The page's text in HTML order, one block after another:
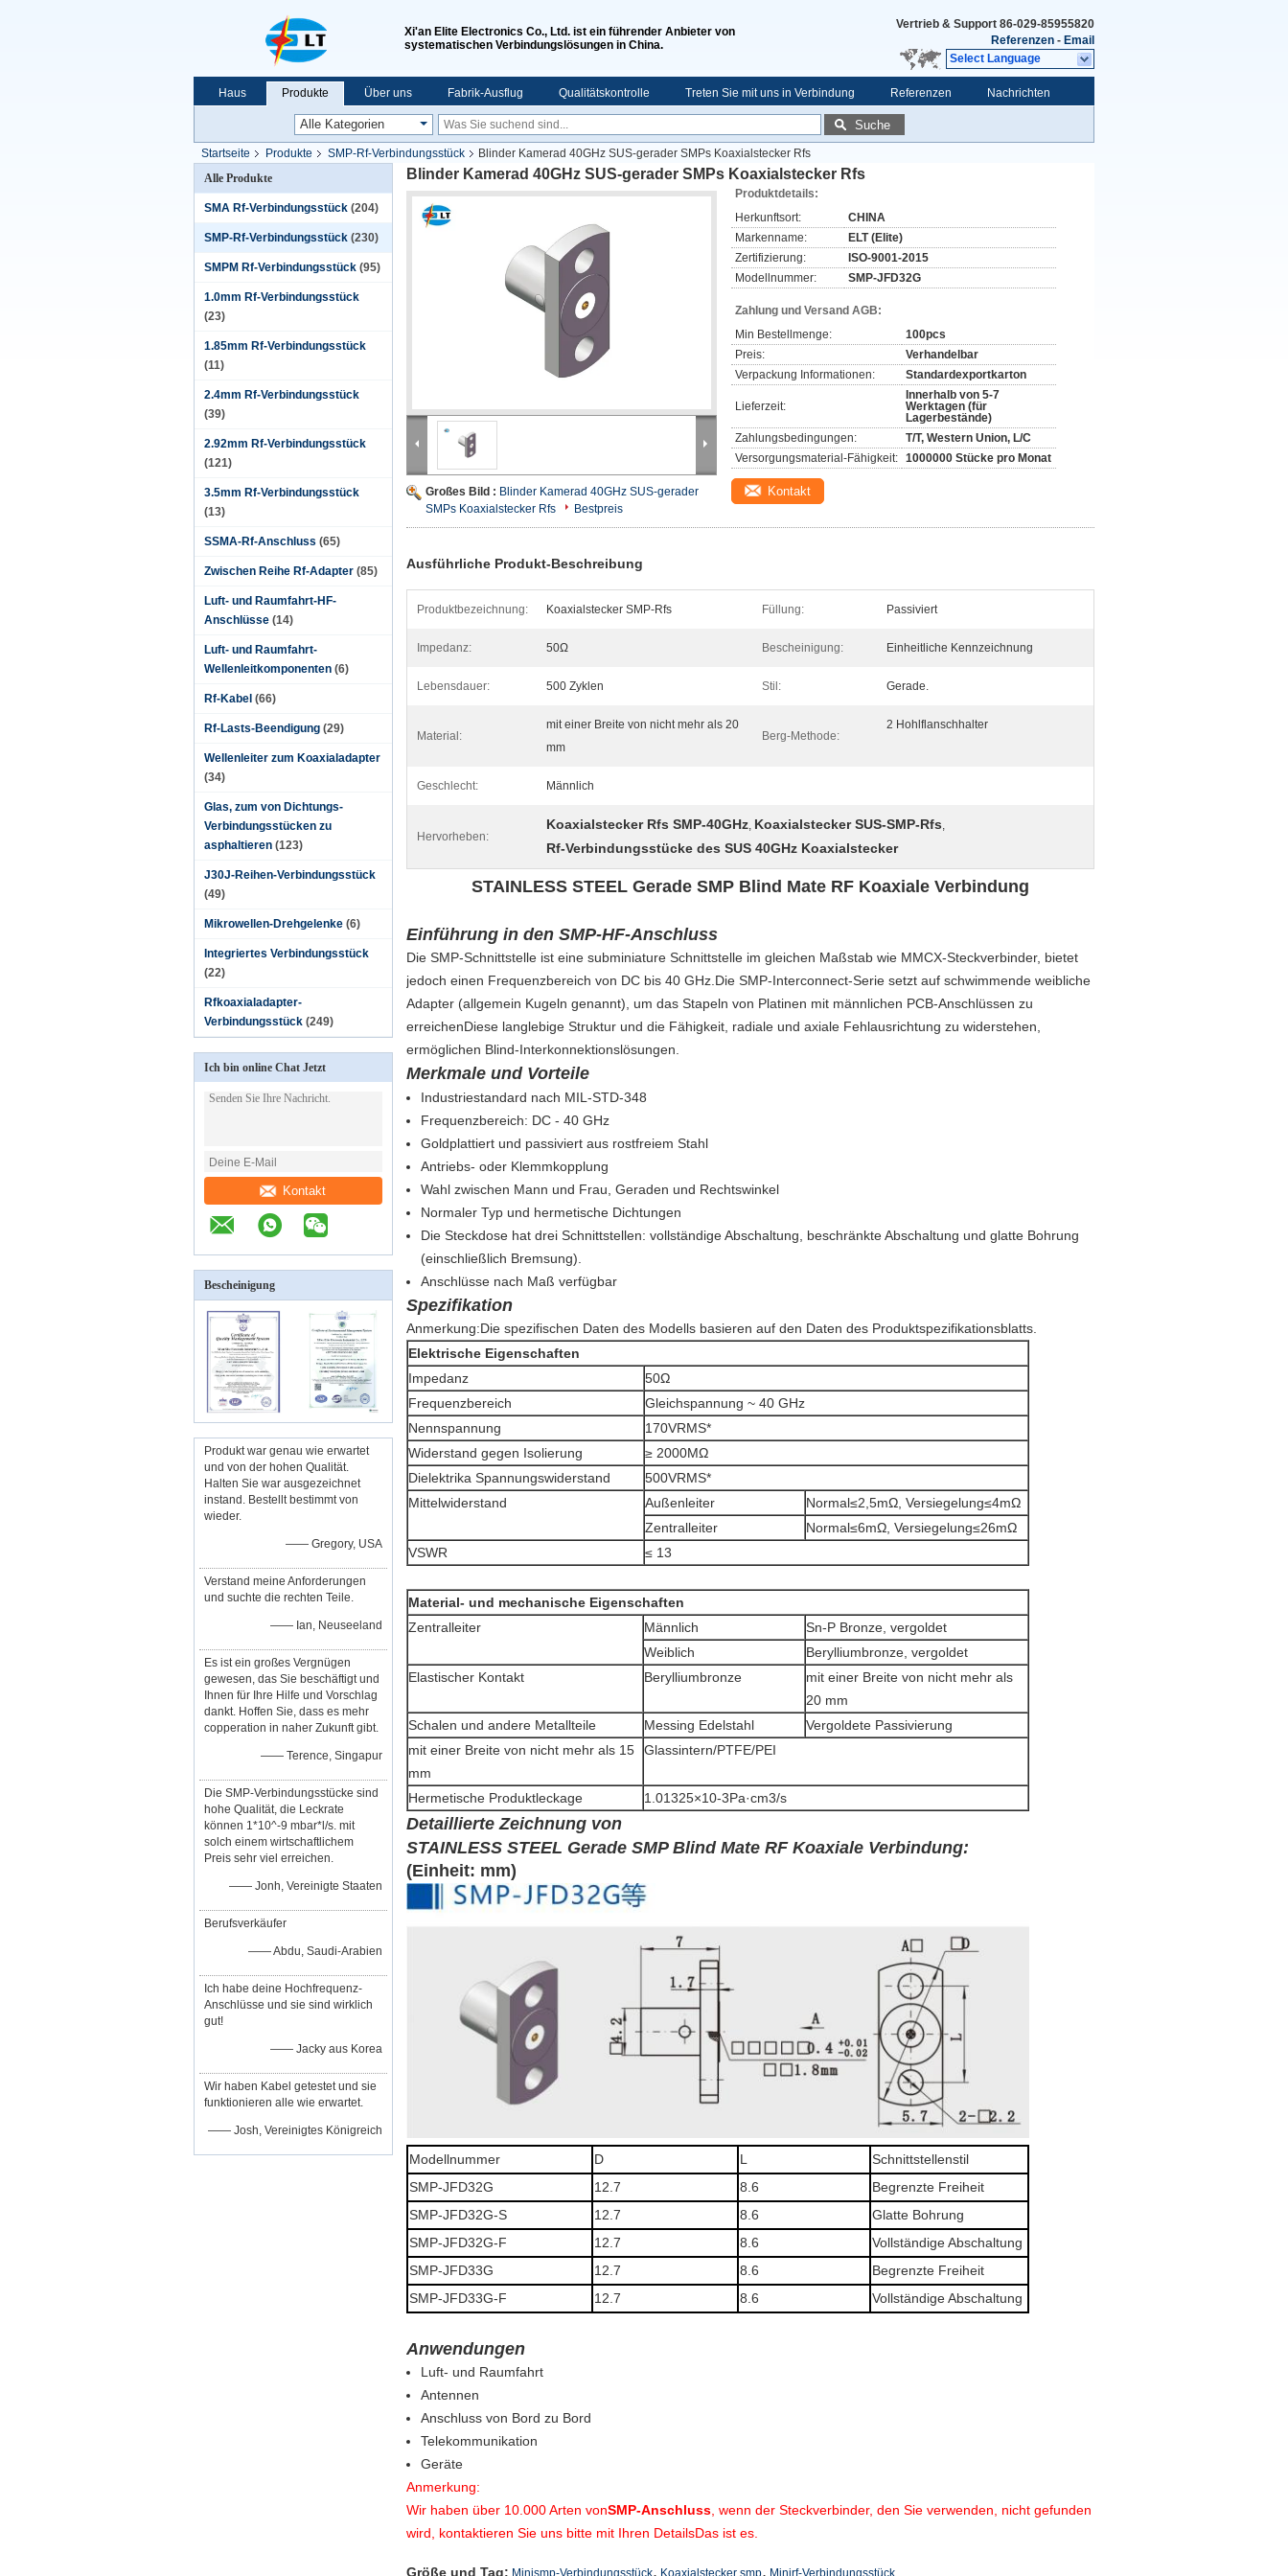
Xi'an Elite Electronics Co., Ltd. ist ein führender Anbieter von
systematischen Verbindungslösungen in China.
Vertrieb & Support 86-029-85955820
Referenzen - Email
Select Language
Haus Produkte Über uns Fabrik-Ausflug Qualitätskontrolle Treten Sie mit uns in Verbindung Referenzen Nachrichten
Suche
Startseite Produkte SMP-Rf-Verbindungsstück
Blinder Kamerad 40GHz SUS-gerader SMPs Koaxialstecker Rfs
Alle Produkte
SMA Rf-Verbindungsstück (204)
SMP-Rf-Verbindungsstück (230)
SMPM Rf-Verbindungsstück (95)
1.0mm Rf-Verbindungsstück
(23)
1.85mm Rf-Verbindungsstück
(11)
2.4mm Rf-Verbindungsstück
(39)
2.92mm Rf-Verbindungsstück
(121)
3.5mm Rf-Verbindungsstück
(13)
SSMA-Rf-Anschluss (65)
Zwischen Reihe Rf-Adapter (85)
Luft- und Raumfahrt-HF-
Anschlüsse (14)
Luft- und Raumfahrt-
Wellenleitkomponenten (6)
Rf-Kabel (66)
Rf-Lasts-Beendigung (29)
Wellenleiter zum Koaxialadapter
(34)
Glas, zum von Dichtungs-
Verbindungsstücken zu
asphaltieren (123)
J30J-Reihen-Verbindungsstück
(49)
Mikrowellen-Drehgelenke (6)
Integriertes Verbindungsstück
(22)
Rfkoaxialadapter-
Verbindungsstück (249)
Ich bin online Chat Jetzt
Kontakt
Bescheinigung
Produkt war genau wie erwartet
und von der hohen Qualität.
Halten Sie war ausgezeichnet
instand. Bestellt bestimmt von
wieder.
—— Gregory, USA
Verstand meine Anforderungen
und suchte die rechten Teile.
—— Ian, Neuseeland
Es ist ein großes Vergnügen
gewesen, das Sie beschäftigt und
Ihnen für Ihre Hilfe und Vorschlag
dankt. Hoffen Sie, dass es mehr
copperation in naher Zukunft gibt.
—— Terence, Singapur
Die SMP-Verbindungsstücke sind
hohe Qualität, die Leckrate
können 1*10^-9 mbar*l/s. mit
solch einem wirtschaftlichem
Preis sehr viel erreichen.
—— Jonh, Vereinigte Staaten
Berufsverkäufer
—— Abdu, Saudi-Arabien
Ich habe deine Hochfrequenz-
Anschlüsse und sie sind wirklich
gut!
—— Jacky aus Korea
Wir haben Kabel getestet und sie
funktionieren alle wie erwartet.
—— Josh, Vereinigtes Königreich
Blinder Kamerad 40GHz SUS-gerader SMPs Koaxialstecker Rfs
Großes Bild : Blinder Kamerad 40GHz SUS-gerader
SMPs Koaxialstecker Rfs
Bestpreis
Produktdetails:
Herkunftsort:
CHINA
Markenname:
ELT (Elite)
Zertifizierung:
ISO-9001-2015
Modellnummer:
SMP-JFD32G
Zahlung und Versand AGB:
Min Bestellmenge:
100pcs
Preis:
Verhandelbar
Verpackung Informationen:
Standardexportkarton
Lieferzeit:
Innerhalb von 5-7
Werktagen (für
Lagerbestände)
Zahlungsbedingungen:
T/T, Western Union, L/C
Versorgungsmaterial-Fähigkeit: 1000000 Stücke pro Monat
Kontakt
Ausführliche Produkt-Beschreibung
Produktbezeichnung: Koaxialstecker SMP-Rfs Füllung: Passiviert
Impedanz: 50Ω Bescheinigung: Einheitliche Kennzeichnung
Lebensdauer: 500 Zyklen Stil: Gerade.
Material:
mit einer Breite von nicht mehr als 20
mm
Berg-Methode:
2 Hohlflanschhalter
Geschlecht: Männlich
Hervorheben:
Koaxialstecker Rfs SMP-40GHz, Koaxialstecker SUS-SMP-Rfs,
Rf-Verbindungsstücke des SUS 40GHz Koaxialstecker
STAINLESS STEEL Gerade SMP Blind Mate RF Koaxiale Verbindung
Einführung in den SMP-HF-Anschluss
Die SMP-Schnittstelle ist eine subminiature Schnittstelle im gleichen Maßstab wie MMCX-Steckverbinder, bietet
jedoch einen Frequenzbereich von DC bis 40 GHz.Die SMP-Interconnect-Serie setzt auf schwimmende weibliche
Adapter (allgemein Kugeln genannt), um das Stapeln von Platinen mit männlichen PCB-Anschlüssen zu
erreichenDiese langlebige Struktur und die Fähigkeit, radiale und axiale Fehlausrichtung zu widerstehen,
ermöglichen Blind-Interkonnektionslösungen.
Merkmale und Vorteile
Industriestandard nach MIL-STD-348
Frequenzbereich: DC - 40 GHz
Goldplattiert und passiviert aus rostfreiem Stahl
Antriebs- oder Klemmkopplung
Wahl zwischen Mann und Frau, Geraden und Rechtswinkel
Normaler Typ und hermetische Dichtungen
Die Steckdose hat drei Schnittstellen: vollständige Abschaltung, beschränkte Abschaltung und glatte Bohrung
(einschließlich Bremsung).
Anschlüsse nach Maß verfügbar
Spezifikation
Anmerkung:Die spezifischen Daten des Modells basieren auf den Daten des Produktspezifikationsblatts.
Elektrische Eigenschaften
Impedanz
50Ω
Frequenzbereich
Gleichspannung ~ 40 GHz
Nennspannung
170VRMS*
Widerstand gegen Isolierung
≥ 2000MΩ
Dielektrika Spannungswiderstand
500VRMS*
Mittelwiderstand
Außenleiter
Normal≤2,5mΩ, Versiegelung≤4mΩ
Zentralleiter
Normal≤6mΩ, Versiegelung≤26mΩ
VSWR
≤ 13
Material- und mechanische Eigenschaften
Zentralleiter
Männlich
Sn-P Bronze, vergoldet
Weiblich
Berylliumbronze, vergoldet
Elastischer Kontakt
Berylliumbronze
mit einer Breite von nicht mehr als
20 mm
Schalen und andere Metallteile
Messing Edelstahl
Vergoldete Passivierung
mit einer Breite von nicht mehr als 15
mm
Glassintern/PTFE/PEI
Hermetische Produktleckage 1.01325×10-3Pa·cm3/s
Detaillierte Zeichnung von
STAINLESS STEEL Gerade SMP Blind Mate RF Koaxiale Verbindung:
(Einheit: mm)
Modellnummer D L
Schnittstellenstil
SMP-JFD32G
12.7 8.6
Begrenzte Freiheit
SMP-JFD32G-S
12.7 8.6
Glatte Bohrung
SMP-JFD32G-F
12.7 8.6
Vollständige Abschaltung
SMP-JFD33G
12.7 8.6
Begrenzte Freiheit
SMP-JFD33G-F
12.7 8.6 Vollständige Abschaltung
Anwendungen
Luft- und Raumfahrt
Antennen
Anschluss von Bord zu Bord
Telekommunikation
Geräte
Anmerkung:
Wir haben über 10.000 Arten vonSMP-Anschluss , wenn der Steckverbinder, den Sie verwenden, nicht gefunden
wird, kontaktieren Sie uns bitte mit Ihren DetailsDas ist es.
Größe und Tag: Minismp-Verbindungsstück, Koaxialstecker smp, Minirf-Verbindungsstück